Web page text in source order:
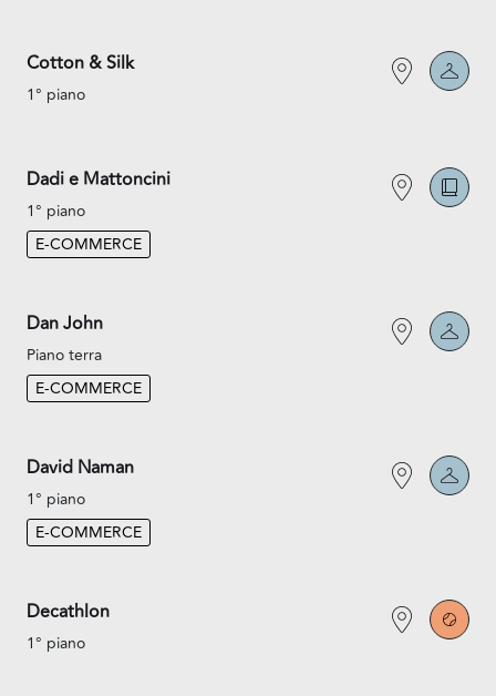
Cotton & Silk
1° piano
Dadi e Mattoncini
1° piano
E-COMMERCE
Dan John
Piano terra
E-COMMERCE
David Naman
1° piano
E-COMMERCE
Decathlon
1° piano